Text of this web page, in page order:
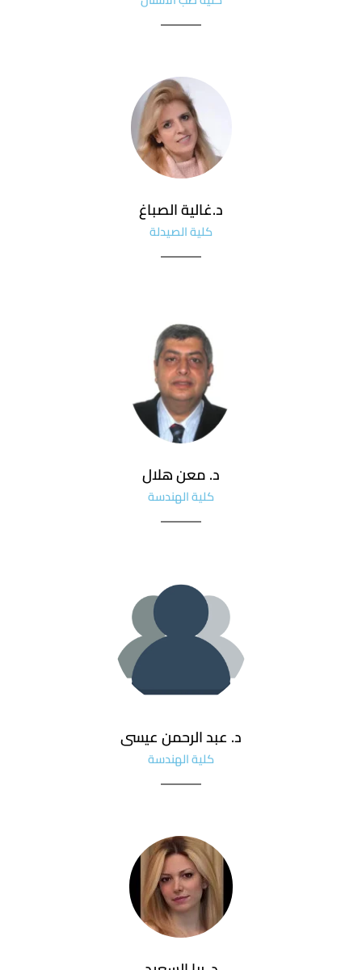
د.غالية الصباغ
كلية الصيدلة
د. معن هلال
كلية الهندسة
د. عبد الرحمن عيسى
كلية الهندسة